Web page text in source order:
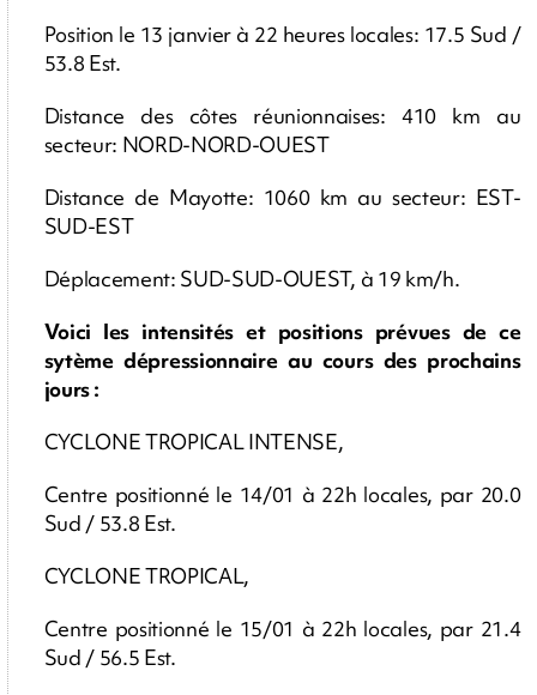
Position le 13 janvier à 22 heures locales: 17.5 Sud /
53.8 Est.
Distance des côtes réunionnaises: 410 km au
secteur: NORD-NORD-OUEST
Distance de Mayotte: 1060 km au secteur: EST-
SUD-EST
Déplacement: SUD-SUD-OUEST, à 19 km/h.
Voici les intensités et positions prévues de ce
sytème dépressionnaire au cours des prochains
jours :
CYCLONE TROPICAL INTENSE,
Centre positionné le 14/01 à 22h locales, par 20.0
Sud / 53.8 Est.
CYCLONE TROPICAL,
Centre positionné le 15/01 à 22h locales, par 21.4
Sud / 56.5 Est.